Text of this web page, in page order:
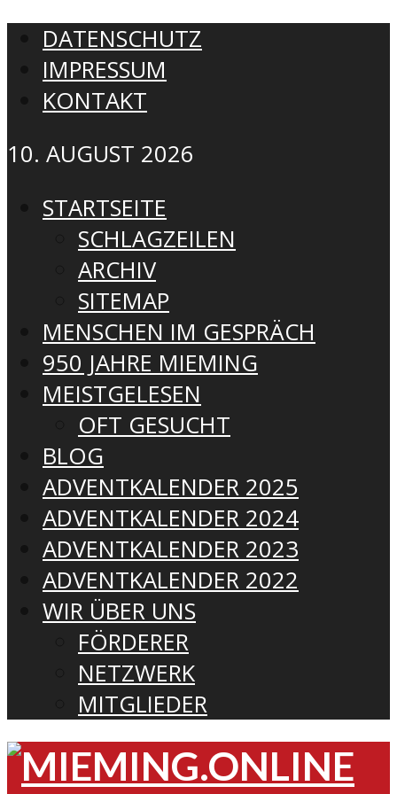
DATENSCHUTZ
IMPRESSUM
KONTAKT
10. AUGUST 2026
STARTSEITE
SCHLAGZEILEN
ARCHIV
SITEMAP
MENSCHEN IM GESPRÄCH
950 JAHRE MIEMING
MEISTGELESEN
OFT GESUCHT
BLOG
ADVENTKALENDER 2025
ADVENTKALENDER 2024
ADVENTKALENDER 2023
ADVENTKALENDER 2022
WIR ÜBER UNS
FÖRDERER
NETZWERK
MITGLIEDER